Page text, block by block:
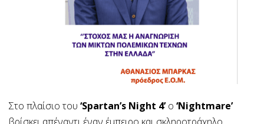
Στο πλαίσιο του ‘Spartan’s Night 4’ο ‘Nightmare’